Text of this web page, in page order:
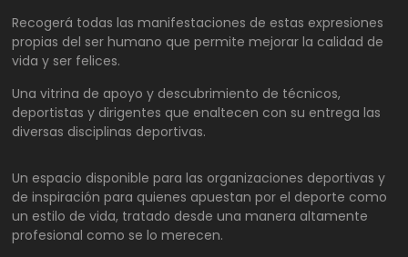
Recogerá todas las manifestaciones de estas expresiones
propias del ser humano que permite mejorar la calidad de
vida y ser felices.
Una vitrina de apoyo y descubrimiento de técnicos,
deportistas y dirigentes que enaltecen con su entrega las
diversas disciplinas deportivas.
Un espacio disponible para las organizaciones deportivas y
de inspiración para quienes apuestan por el deporte como
un estilo de vida, tratado desde una manera altamente
profesional como se lo merecen.